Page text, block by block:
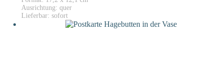
Ausrichtung: quer
Lieferbar: sofort